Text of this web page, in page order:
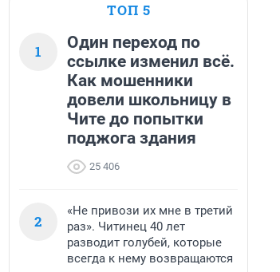
ТОП 5
1
Один переход по
ссылке изменил всё.
Как мошенники
довели школьницу в
Чите до попытки
поджога здания
25 406
2
«Не привози их мне в третий
раз». Читинец 40 лет
разводит голубей, которые
всегда к нему возвращаются